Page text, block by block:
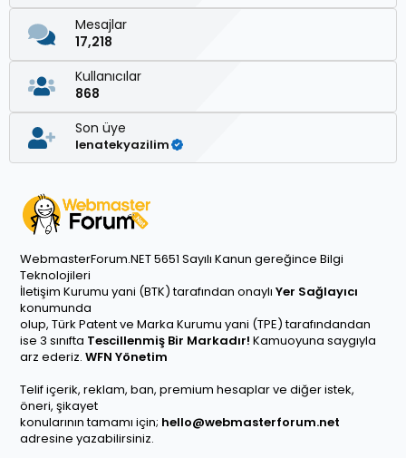
Mesajlar
17,218
Kullanıcılar
868
Son üye
lenatekyazilim
WebmasterForum.NET 5651 Sayılı Kanun gereğince Bilgi
Teknolojileri
İletişim Kurumu yani (BTK) tarafından onaylı Yer Sağlayıcı
konumunda
olup, Türk Patent ve Marka Kurumu yani (TPE) tarafındandan
ise 3 sınıfta Tescillenmiş Bir Markadır! Kamuoyuna saygıyla
arz ederiz. WFN Yönetim
Telif içerik, reklam, ban, premium hesaplar ve diğer istek,
öneri, şikayet
konularının tamamı için; hello@webmasterforum.net
adresine yazabilirsiniz.